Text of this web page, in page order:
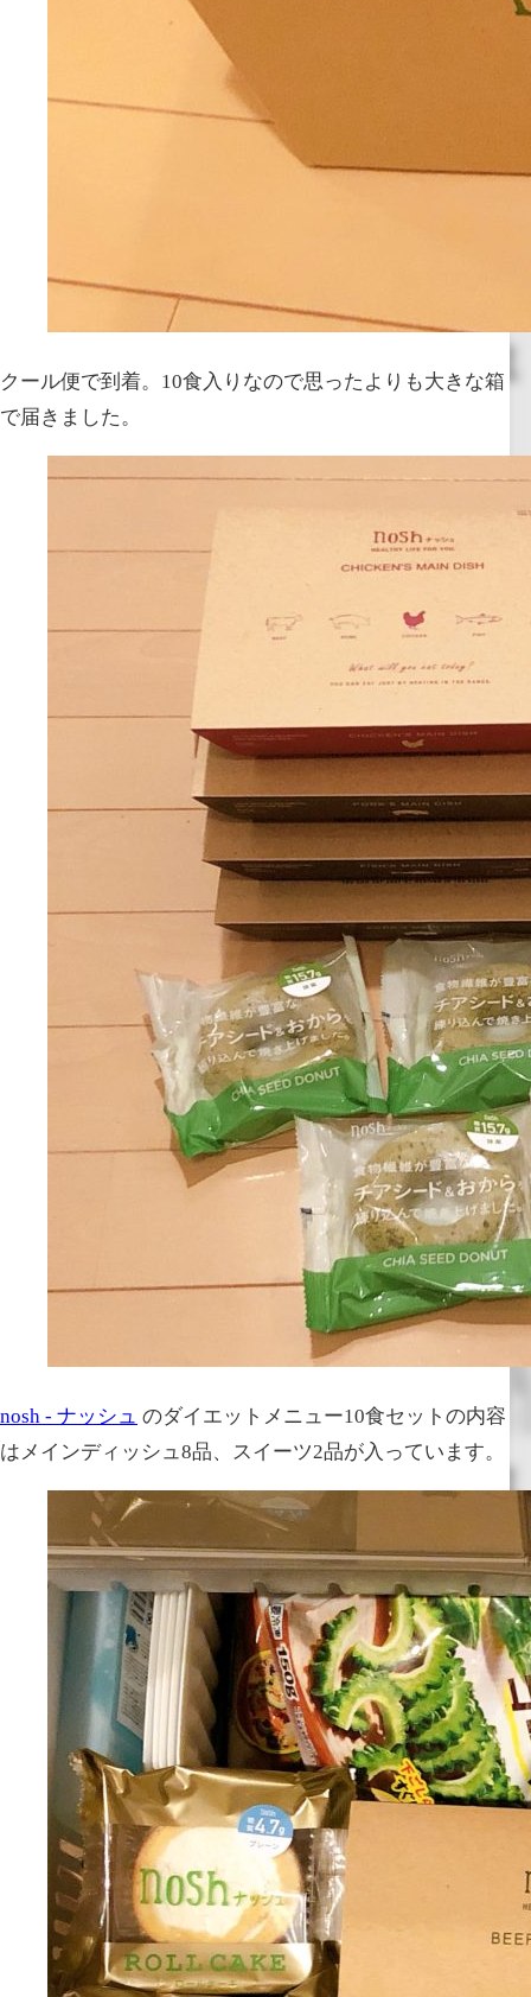
クール便で到着。10食入りなので思ったよりも大きな箱
で届きました。
nosh - ナッシュ のダイエットメニュー10食セットの内容
はメインディッシュ8品、スイーツ2品が入っています。